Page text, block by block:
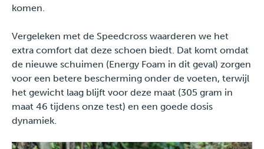
komen.
Vergeleken met de Speedcross waarderen we het
extra comfort dat deze schoen biedt. Dat komt omdat
de nieuwe schuimen (Energy Foam in dit geval) zorgen
voor een betere bescherming onder de voeten, terwijl
het gewicht laag blijft voor deze maat (305 gram in
maat 46 tijdens onze test) en een goede dosis
dynamiek.